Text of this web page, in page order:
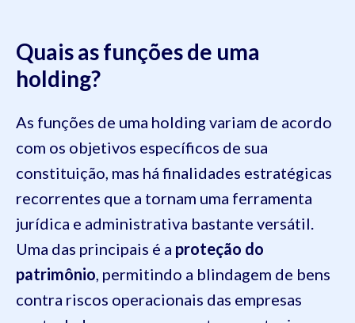
Quais as funções de uma
holding?
As funções de uma holding variam de acordo
com os objetivos específicos de sua
constituição, mas há finalidades estratégicas
recorrentes que a tornam uma ferramenta
jurídica e administrativa bastante versátil.
Uma das principais é a proteção do
patrimônio , permitindo a blindagem de bens
contra riscos operacionais das empresas